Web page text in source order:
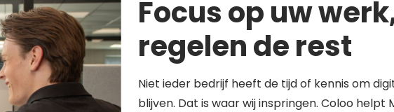
Focus op uw
regelen de rest
Niet ieder bedrijf heeft de tijd of kennis om
blijven. Dat is waar wij inspringen. Coloo helpt